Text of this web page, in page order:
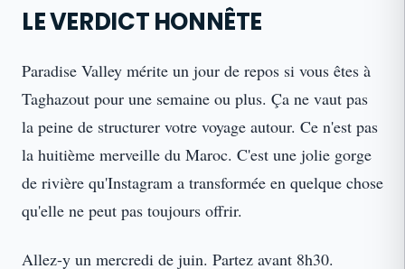
LE VERDICT HONNÊTE
Paradise Valley mérite un jour de repos si vous êtes à
Taghazout pour une semaine ou plus. Ça ne vaut pas
la peine de structurer votre voyage autour. Ce n'est pas
la huitième merveille du Maroc. C'est une jolie gorge
de rivière qu'Instagram a transformée en quelque chose
qu'elle ne peut pas toujours offrir.
Allez-y un mercredi de juin. Partez avant 8h30.